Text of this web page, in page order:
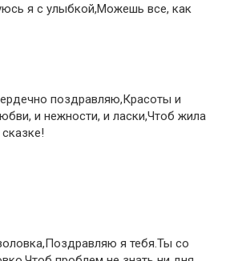
я с улыбкой,Можешь все, как
поздравляю,Красоты и
и нежности, и ласки,Чтоб жила
я тебя.Ты со